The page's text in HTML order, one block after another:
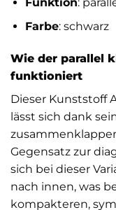
Farbe: schwarz
Wie der parallel
funktioniert
Dieser Kunststoff
lässt sich dank
Gegensatz zur
sich bei dieser
nach innen, was
kompakteren,